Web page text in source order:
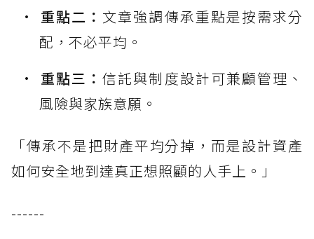
重點二： 文章強調傳承重點是按需求分
配，不必平均。
重點三：信託與制度設計可兼顧管理、
風險與家族意願。
「傳承不是把財產平均分掉，而是設計資產
如何安全地到達真正想照顧的人手上。」
------